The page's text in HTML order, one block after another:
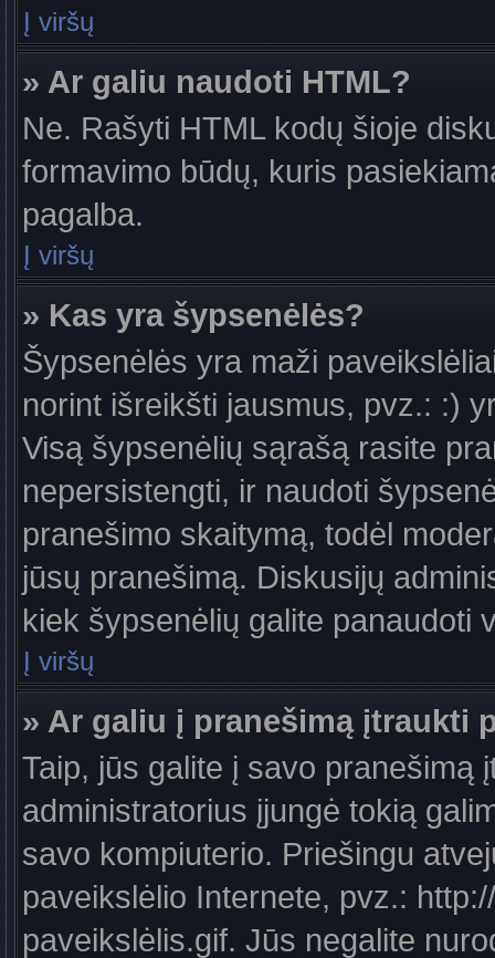
Į viršų
» Ar galiu naudoti HTML?
Ne. Rašyti HTML kodų šioje
formavimo būdų, kuris
pagalba.
Į viršų
» Kas yra šypsenėlės?
Šypsenėlės yra maži
norint išreikšti jausmus, pvz.: :)
Visą šypsenėlių sąrašą rasite
nepersistengti, ir naudoti
pranešimo skaitymą, todėl
jūsų pranešimą. Diskusijų
kiek šypsenėlių galite panaudoti
Į viršų
» Ar galiu į pranešimą įtraukti
Taip, jūs galite į savo pranešimą
administratorius įjungė tokią
savo kompiuterio. Priešingu
paveikslėlio Internete, pvz.:
paveikslėlis.gif. Jūs negalite